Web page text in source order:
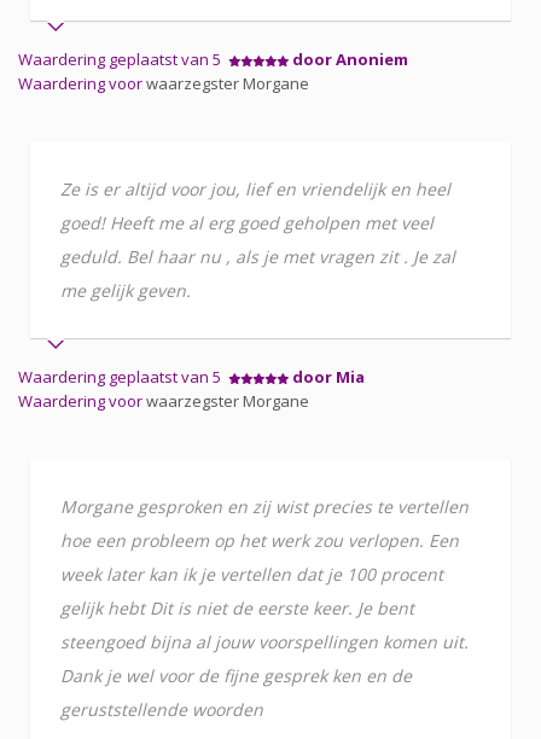
Waardering geplaatst van 5
door Anoniem
Waardering voorwaarzegster Morgane
Ze is er altijd voor jou, lief en vriendelijk en heel
goed! Heeft me al erg goed geholpen met veel
geduld. Bel haar nu , als je met vragen zit . Je zal
me gelijk geven.
Waardering geplaatst van 5
door Mia
Waardering voorwaarzegster Morgane
Morgane gesproken en zij wist precies te vertellen
hoe een probleem op het werk zou verlopen. Een
week later kan ik je vertellen dat je 100 procent
gelijk hebt Dit is niet de eerste keer. Je bent
steengoed bijna al jouw voorspellingen komen uit.
Dank je wel voor de fijne gesprek ken en de
geruststellende woorden